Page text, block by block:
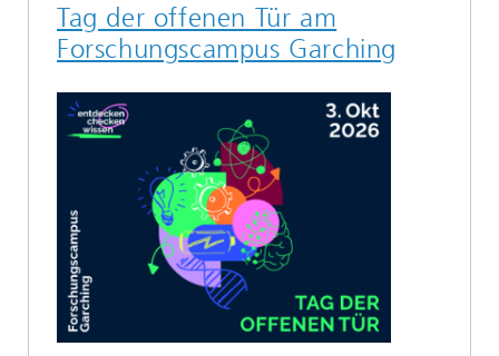
Tag der offenen Tür am
Forschungscampus Garching